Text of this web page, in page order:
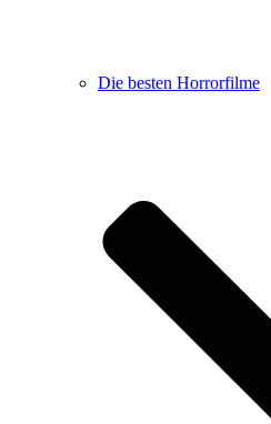
Die besten Horrorfilme